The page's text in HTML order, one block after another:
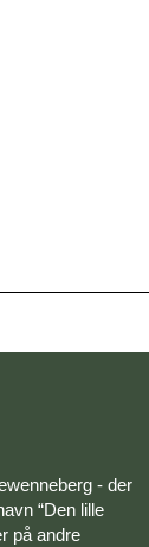
- der
“Den lille
på andre